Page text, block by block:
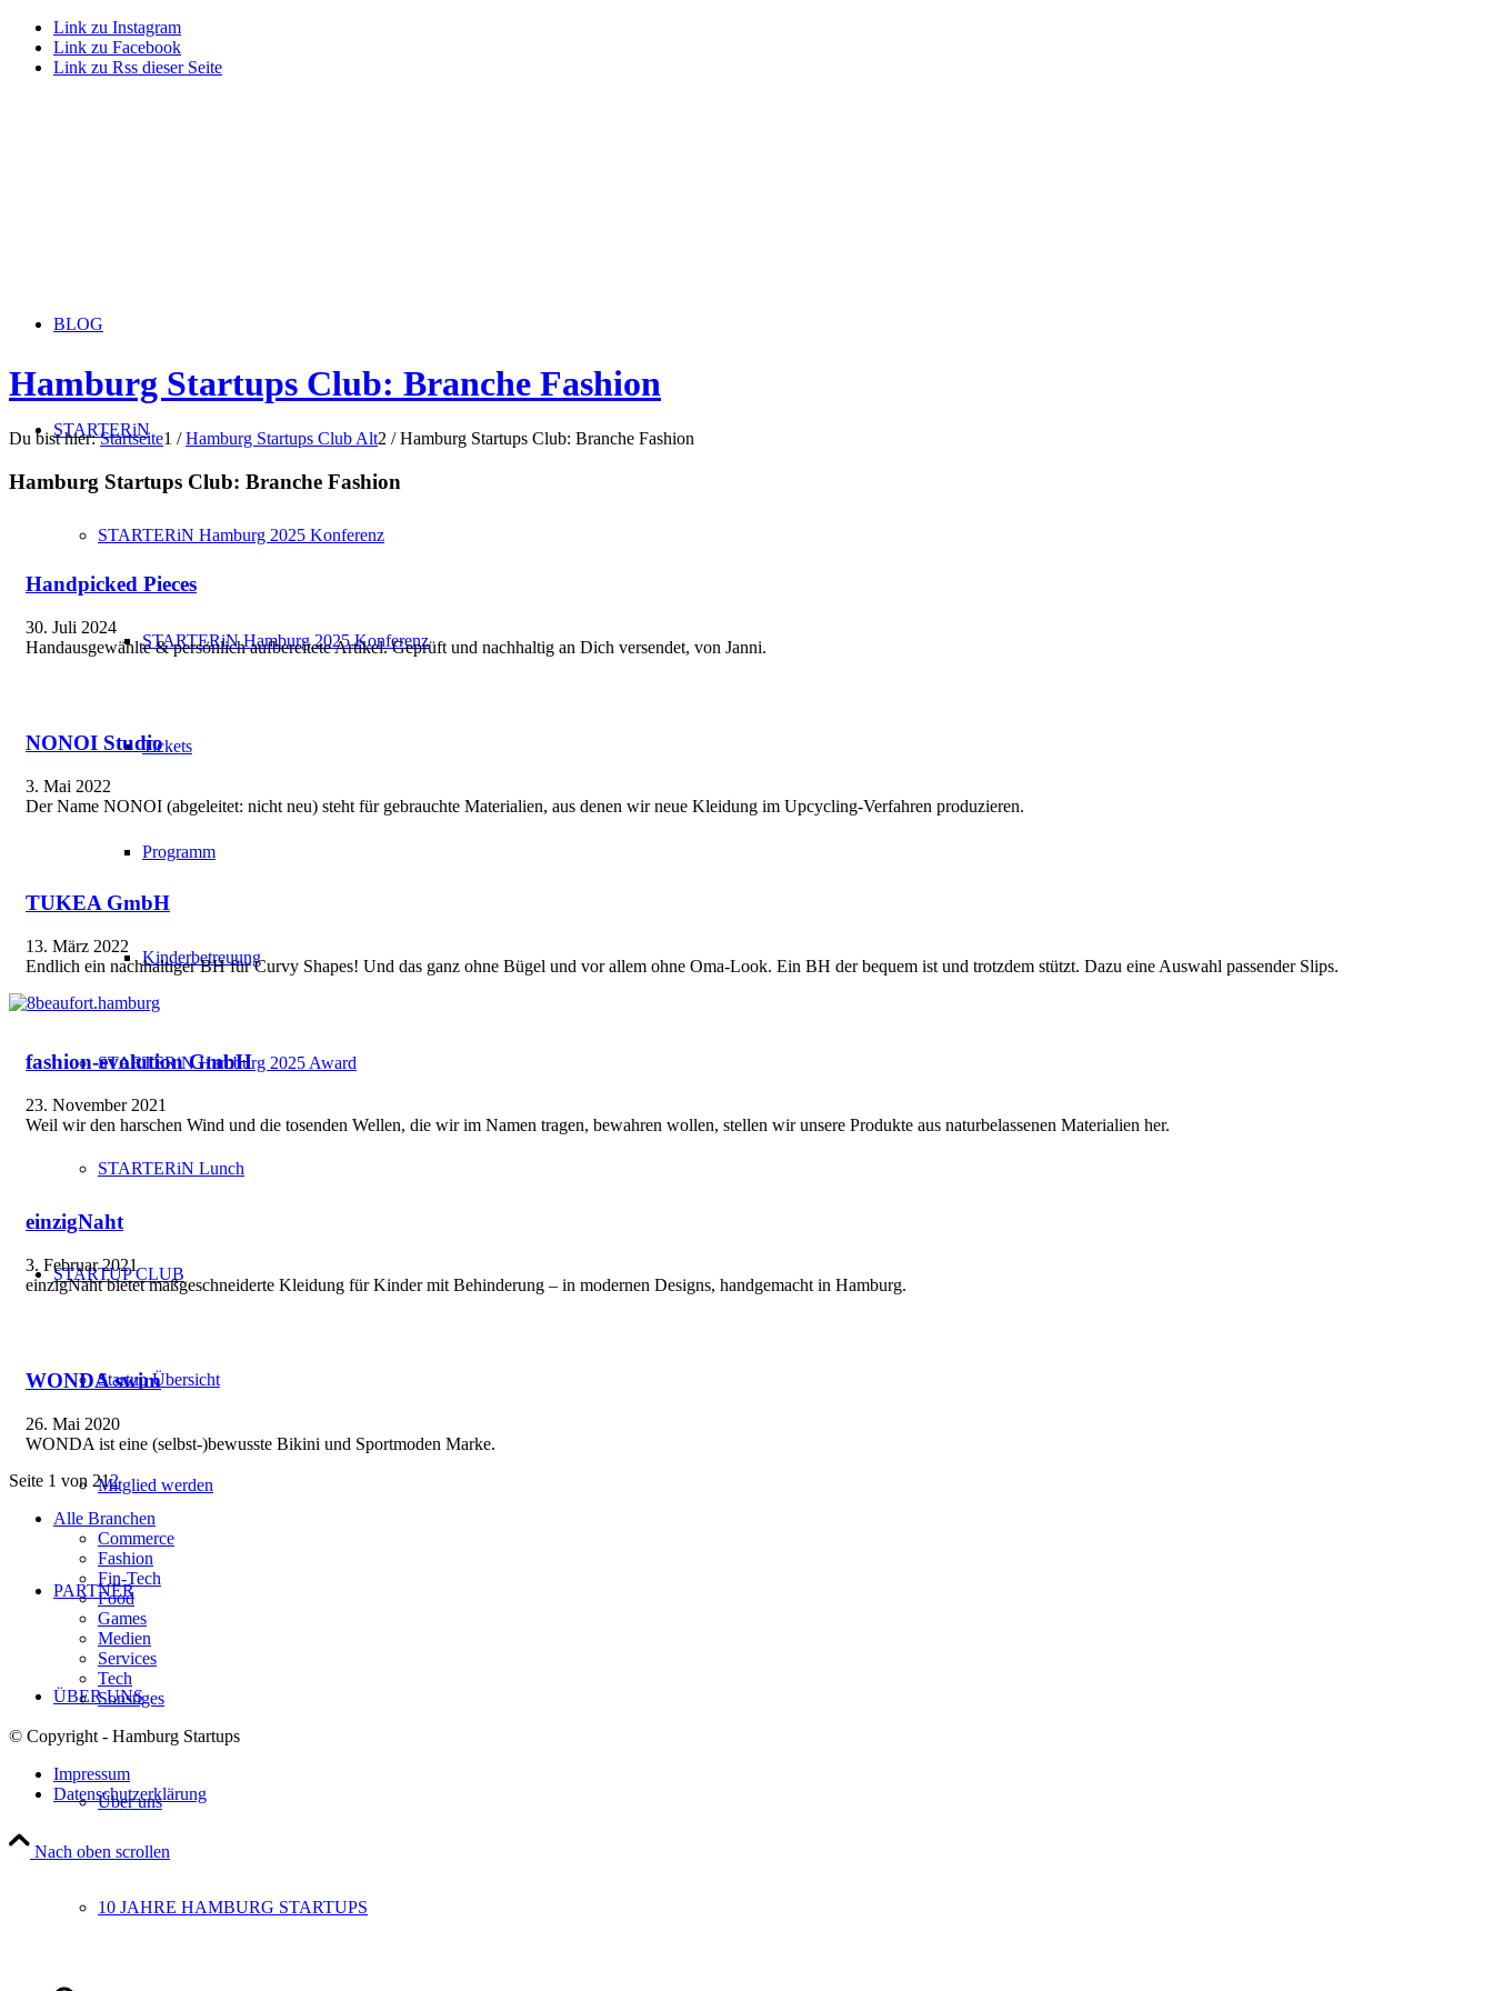
Link zu Instagram
Link zu Facebook
Link zu Rss dieser Seite
BLOG
STARTERiN
STARTERiN Hamburg 2025 Konferenz
STARTERiN Hamburg 2025 Konferenz
Tickets
Programm
Kinderbetreuung
STARTERiN Hamburg 2025 Award
STARTERiN Lunch
STARTUP CLUB
Startup Übersicht
Mitglied werden
PARTNER
ÜBER UNS
Über uns
10 JAHRE HAMBURG STARTUPS
Hamburg Startups Club: Branche Fashion
Du bist hier: Startseite1 / Hamburg Startups Club Alt2 / Hamburg Startups Club: Branche Fashion
Hamburg Startups Club: Branche Fashion
Handpicked Pieces
30. Juli 2024
Handausgewählte & persönlich aufbereitete Artikel. Geprüft und nachhaltig an Dich versendet, von Janni.
NONOI Studio
3. Mai 2022
Der Name NONOI (abgeleitet: nicht neu) steht für gebrauchte Materialien, aus denen wir neue Kleidung im Upcycling-Verfahren produzieren.
TUKEA GmbH
13. März 2022
Endlich ein nachhaltiger BH für Curvy Shapes! Und das ganz ohne Bügel und vor allem ohne Oma-Look. Ein BH der bequem ist und trotzdem stützt. Dazu eine Auswahl passender Slips.
fashion-evolution GmbH
23. November 2021
Weil wir den harschen Wind und die tosenden Wellen, die wir im Namen tragen, bewahren wollen, stellen wir unsere Produkte aus naturbelassenen Materialien her.
einzigNaht
3. Februar 2021
einzigNaht bietet maßgeschneiderte Kleidung für Kinder mit Behinderung – in modernen Designs, handgemacht in Hamburg.
WONDA swim
26. Mai 2020
WONDA ist eine (selbst-)bewusste Bikini und Sportmoden Marke.
Seite 1 von 212
Alle Branchen
Commerce
Fashion
Fin-Tech
Food
Games
Medien
Services
Tech
Sonstiges
© Copyright - Hamburg Startups
Impressum
Datenschutzerklärung
Nach oben scrollen